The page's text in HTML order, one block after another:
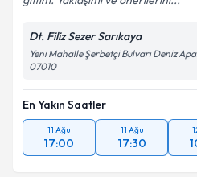
Dt. Filiz Sezer Sarıkaya
Yeni Mahalle Şerbetçi Bulvarı Deniz
07010
En Yakın Saatler
11 Ağu
17:00
11 Ağu
17:30